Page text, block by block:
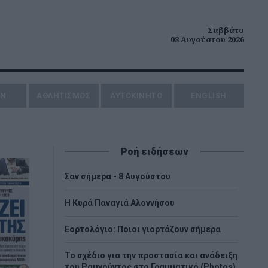
Σαββάτο
08 Αυγούστου 2026
Ροή ειδήσεων
Σαν σήμερα - 8 Αυγούστου
H Κυρά Παναγιά Αλοννήσου
Εορτολόγιο: Ποιοι γιορτάζουν σήμερα
Το σχέδιο για την προστασία και ανάδειξη